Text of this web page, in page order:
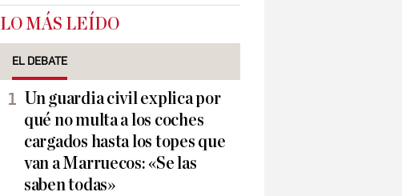
LO MÁS LEÍDO
EL DEBATE
Un guardia civil explica por
qué no multa a los coches
cargados hasta los topes que
van a Marruecos: «Se las
saben todas»